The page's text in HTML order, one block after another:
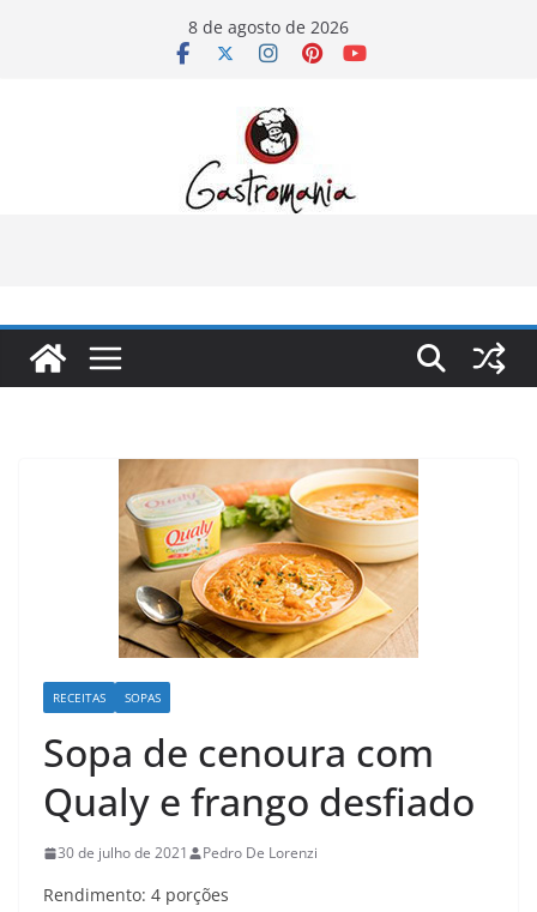
8 de agosto de 2026
RECEITAS SOPAS
Sopa de cenoura com
Qualy e frango desfiado
30 de julho de 2021 Pedro De Lorenzi
Rendimento: 4 porções